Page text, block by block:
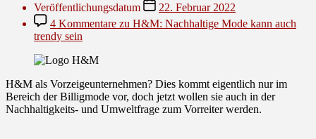
Veröffentlichungsdatum
22. Februar 2022
4 Kommentare zu H&M: Nachhaltige Mode kann auch
trendy sein
H&M als Vorzeigeunternehmen? Dies kommt eigentlich nur im
Bereich der Billigmode vor, doch jetzt wollen sie auch in der
Nachhaltigkeits- und Umweltfrage zum Vorreiter werden.